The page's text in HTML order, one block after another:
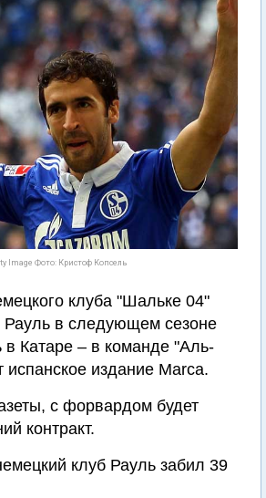
Image Фото: Кристоф Копсель
клуба "Шальке 04"
Рауль в следующем сезоне
в Катаре – в команде "Аль-
издание Marca.
с форвардом будет
контракт.
клуб Рауль забил 39